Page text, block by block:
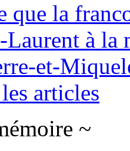
que la
à la
et-
articles
~